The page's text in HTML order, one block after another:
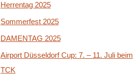
Herrentag 2025
Sommerfest 2025
DAMENTAG 2025
Airport Düsseldorf Cup: 7. – 11. Juli beim
TCK